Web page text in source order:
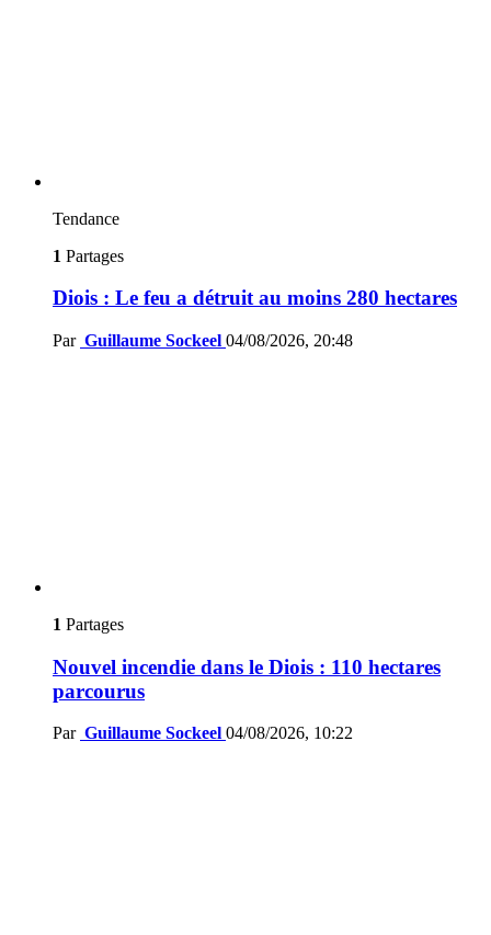
Tendance
1 Partages
Diois : Le feu a détruit au moins 280 hectares
Par Guillaume Sockeel 04/08/2026, 20:48
1 Partages
Nouvel incendie dans le Diois : 110 hectares
parcourus
Par Guillaume Sockeel 04/08/2026, 10:22